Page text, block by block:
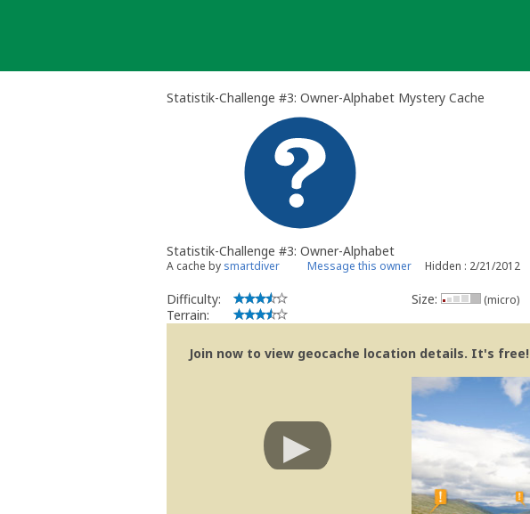
Statistik-Challenge #3: Owner-Alphabet Mystery Cache
Statistik-Challenge #3: Owner-Alphabet
A cache by smartdiver Message this owner Hidden : 2/21/2012
Difficulty:
Terrain:
Size: (micro)
Join now to view geocache location details. It's free!